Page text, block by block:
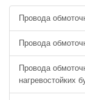
Провода
Провода
Провода
нагревостойких